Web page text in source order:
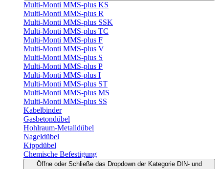
Multi-Monti MMS-plus KS
Multi-Monti MMS-plus R
Multi-Monti MMS-plus SSK
Multi-Monti MMS-plus TC
Multi-Monti MMS-plus F
Multi-Monti MMS-plus V
Multi-Monti MMS-plus S
Multi-Monti MMS-plus P
Multi-Monti MMS-plus I
Multi-Monti MMS-plus ST
Multi-Monti MMS-plus MS
Multi-Monti MMS-plus SS
Kabelbinder
Gasbetondübel
Hohlraum-Metalldübel
Nageldübel
Kippdübel
Chemische Befestigung
Öffne oder Schließe das Dropdown der Kategorie DIN- und